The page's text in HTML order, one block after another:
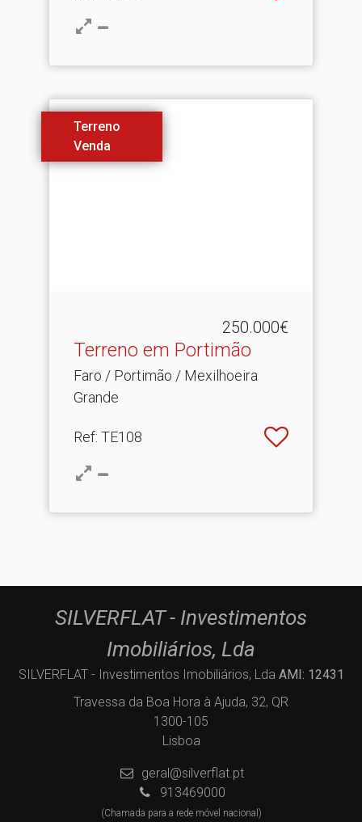
Terreno
Venda
250.000€
Terreno em Portimão
Faro / Portimão / Mexilhoeira
Grande
Ref: TE108
SILVERFLAT - Investimentos
Imobiliários, Lda
SILVERFLAT - Investimentos Imobiliários, Lda AMI: 12431
Travessa da Boa Hora à Ajuda, 32, QR
1300-105
Lisboa
geral@silverflat.pt
913469000
(Chamada para a rede móvel nacional)